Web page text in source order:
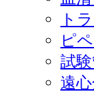
ト
ピ
試
遠